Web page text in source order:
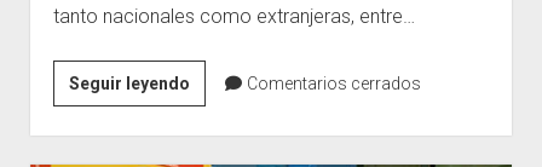
tanto nacionales como extranjeras, entre…
Seguir leyendoMéxico
Nación
Multicultural
Comentarios cerrados